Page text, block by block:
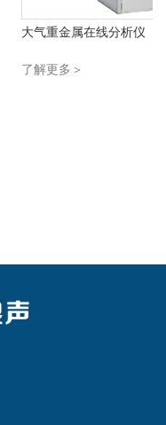
大气重金属在线分析仪
了解更多＞